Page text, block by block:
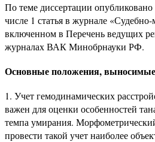
По теме диссертации
числе 1 статья в журнале
включенном в Перечень ведущих
журналах ВАК Минобрнауки РФ.
Основные положения,
1. Учет гемодинамических
важен для оценки особенностей
темпа умирания.
провести такой учет наиболее